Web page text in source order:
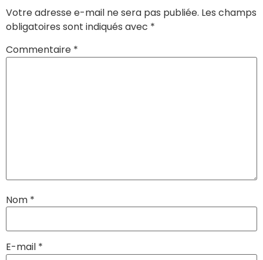
Votre adresse e-mail ne sera pas publiée. Les champs
obligatoires sont indiqués avec *
Commentaire *
Nom *
E-mail *